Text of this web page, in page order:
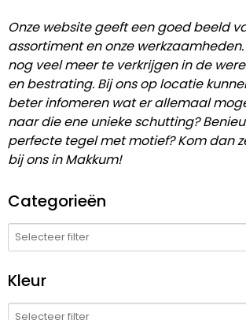
Onze website geeft een goed beeld
assortiment en onze
nog veel meer te verkrijgen in de
en bestrating. Bij ons op locatie
beter infomeren wat er allemaal
naar die ene unieke schutting?
perfecte tegel met motief? Kom dan
bij ons in Makkum!
Categorieën
Kleur